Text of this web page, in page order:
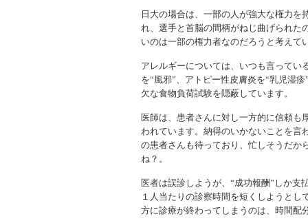
日大の場合は、一部の人が強大な権力
れ、選手と首脳の間柄がねじ曲げられた
いのは一部の権力者なのだろうと考えて
アレルギーについては、いつも言ってい
を“風邪”、アトピー性皮膚炎を“乳児湿
欠な食物負荷試験を隠蔽しています。
医師は、患者さんに対し一方的に信頼も
われています。納得のいかないことを言
の患者さんも待っており、忙しそうだか
ね？。
医者は誤診しようが、“成功報酬”しか支
１人当たりの診察時間を短くしようと
方に診療が終わってしまうのは、時間配